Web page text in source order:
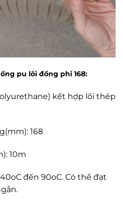
pu lõi đồng phi 168:
kết hợp lõi thép
168
10m
đến 90oC. Có thể đạt